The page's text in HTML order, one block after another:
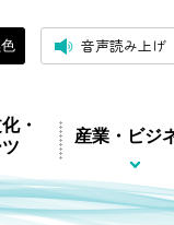
音声読み上げ
・
産業・ビジ